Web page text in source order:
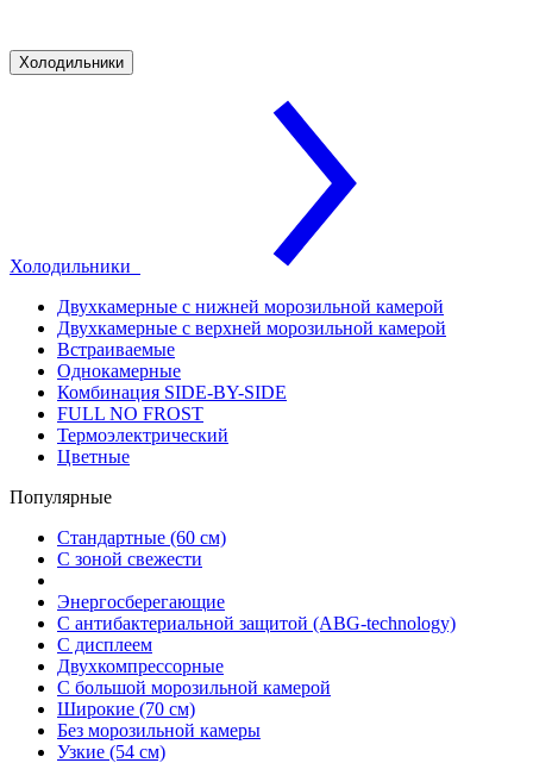
Холодильники
Холодильники
Двухкамерные с нижней морозильной камерой
Двухкамерные с верхней морозильной камерой
Встраиваемые
Однокамерные
Комбинация SIDE-BY-SIDE
FULL NO FROST
Термоэлектрический
Цветные
Популярные
Стандартные (60 см)
С зоной свежести
Энергосберегающие
С антибактериальной защитой (ABG-technology)
С дисплеем
Двухкомпрессорные
С большой морозильной камерой
Широкие (70 см)
Без морозильной камеры
Узкие (54 см)